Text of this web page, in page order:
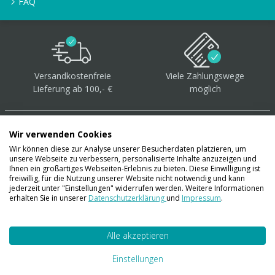
Versandkostenfreie
Lieferung ab 100,- €
Viele Zahlungswege
möglich
Über 40.000 Artikel auf
Lager
Wir verwenden Cookies
Wir können diese zur Analyse unserer Besucherdaten platzieren, um
unsere Webseite zu verbessern, personalisierte Inhalte anzuzeigen und
Ihnen ein großartiges Webseiten-Erlebnis zu bieten. Diese Einwilligung ist
freiwillig, für die Nutzung unserer Website nicht notwendig und kann
jederzeit unter "Einstellungen" widerrufen werden. Weitere Informationen
erhalten Sie in unserer Datenschutzerklärungund Impressum.
Alle akzeptieren
Einstellungen